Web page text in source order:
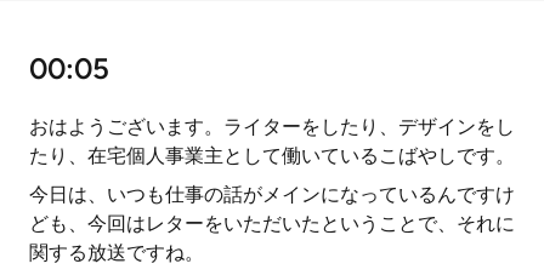
00:05
おはようございます。ライターをしたり、デザインをし
たり、在宅個人事業主として働いているこばやしです。
今日は、いつも仕事の話がメインになっているんですけ
ども、今回はレターをいただいたということで、それに
関する放送ですね。